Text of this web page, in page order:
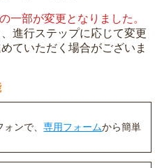
一部が変更となりました。
進行ステップに応じて変更
ていただく場合がございま
ォンで、専用フォームから簡単